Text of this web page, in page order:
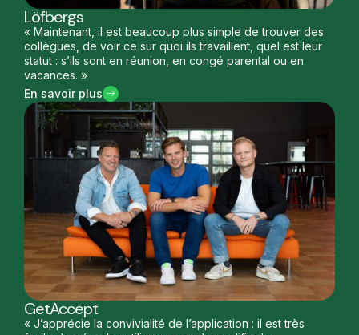
Löfbergs
« Maintenant, il est beaucoup plus simple de trouver des
collègues, de voir ce sur quoi ils travaillent, quel est leur
statut : s’ils sont en réunion, en congé parental ou en
vacances. »
En savoir plus
GetAccept
« J’apprécie la convivialité de l’application : il est très